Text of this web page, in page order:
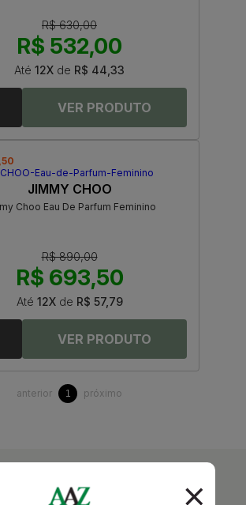
R$ 630,00
R$ 532,00
Até 12X de R$ 44,33
JIMMY CHOO
Choo Eau De Parfum Feminino
R$ 890,00
R$ 693,50
Até 12Xde R$ 57,79
anterior 1 próximo